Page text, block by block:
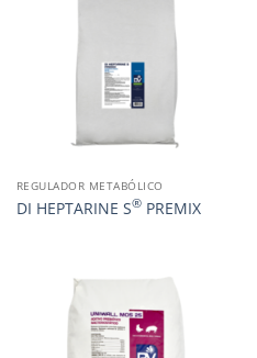
REGULADOR METABÓLICO
DI HEPTARINE S®PREMIX